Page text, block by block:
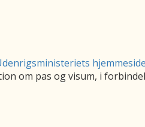
om pas og visum, i